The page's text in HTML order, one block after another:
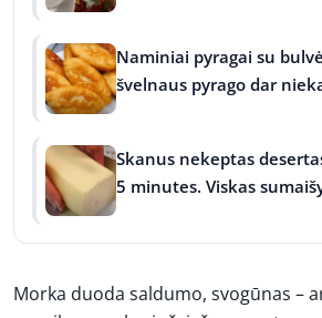
Naminiai pyragai su
švelnaus pyrago dar
Skanus nekeptas
5 minutes. Viskas
Morka duoda saldumo, svogūnas –